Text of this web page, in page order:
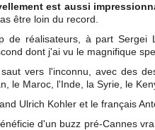
est aussi
être loin du record.
de réalisateurs, à part Sergei
dont j'ai vu le magnifique
vers l'inconnu, avec des
le Maroc, l'Inde, la Syrie, le
Ulrich Kohler et le français
d'un buzz pré-Cannes